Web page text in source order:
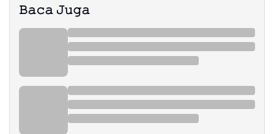
𝙱𝚊𝚌𝚊 𝙹𝚞𝚐𝚊